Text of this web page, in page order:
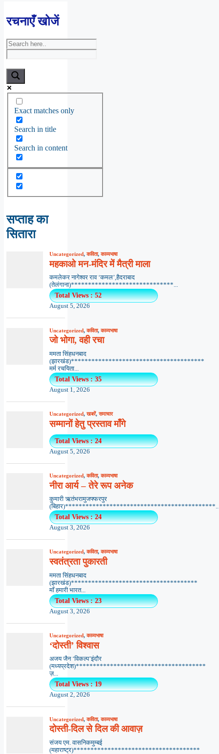
रचनाएँ खोजें
Exact matches only
Search in title
Search in content
सप्ताह का
सितारा
Uncategorized,कविता,काव्यभाषा
महकाओ मन-मंदिर में मैत्री माला
कमलेकर नागेश्वर राव ‘कमल’,हैदराबाद
(तेलंगाना)******************************...
Total Views : 52
August 5, 2026
Uncategorized,कविता,काव्यभाषा
जो भोगा, वही रचा
ममता सिंहधनबाद
(झारखंड)***************************************
मर्म रचयिता...
Total Views : 35
August 1, 2026
Uncategorized,खबरें,समाचार
सम्मानों हेतु प्रस्ताव माँगे
Total Views : 24
August 5, 2026
Uncategorized,कविता,काव्यभाषा
नीरा आर्य – तेरे रूप अनेक
कुमारी ऋतंभरामुजफ्फरपुर
Total Views : 24
August 3, 2026
Uncategorized,कविता,काव्यभाषा
स्वतंत्रता पुकारती
ममता सिंहधनबाद
(झारखंड)*************************************
माँ हमारी भारत...
Total Views : 23
August 3, 2026
Uncategorized,काव्यभाषा
‘दोस्ती’ विश्वास
अजय जैन ‘विकल्प’इंदौर
(मध्यप्रदेश)**************************************
ज़...
Total Views : 19
August 2, 2026
Uncategorized,कविता,काव्यभाषा
दोस्ती-दिल से दिल की आवाज़
संजय एम. वासनिकमुम्बई
(महाराष्ट्र)*************************************